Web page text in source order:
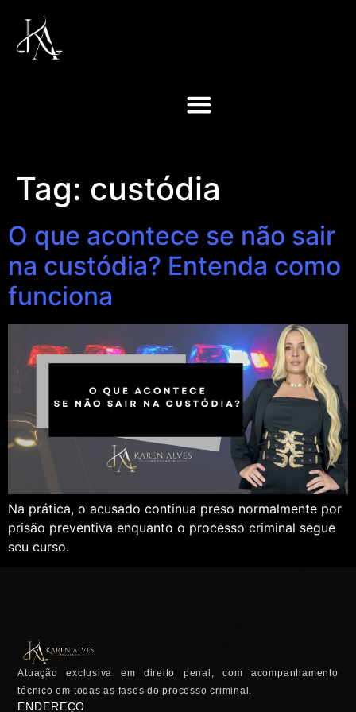
Tag: custódia
O que acontece se não sair
na custódia? Entenda como
funciona
Na prática, o acusado continua preso normalmente por
prisão preventiva enquanto o processo criminal segue
seu curso.
Atuação exclusiva em direito penal, com acompanhamento
técnico em todas as fases do processo criminal.
ENDEREÇO